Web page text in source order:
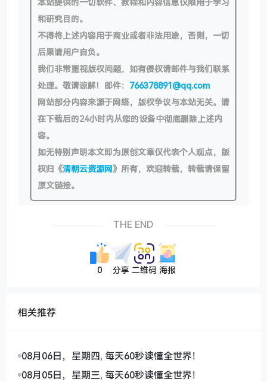
和研究目的。
不得将上述内容用于商业或者非法用途，否则，一切
后果请用户自负。
我们非常重视版权问题，如有侵权请邮件与我们联系
处理。敬请谅解！邮件： 766378891@qq.com
网站部分内容来源于网络，版权争议与本站无关。请
在下载后的24小时内从您的设备中彻底删除上述内
容。
如无特别声明本文即为原创文章仅代表个人观点，版
权归《清朝云资源网》所有，欢迎转载，转载请保留
原文链接。
THE END
0 分享 二维码 海报
相关推荐
08月06日，星期四, 每天60秒读懂全世界！
08月05日，星期三, 每天60秒读懂全世界！